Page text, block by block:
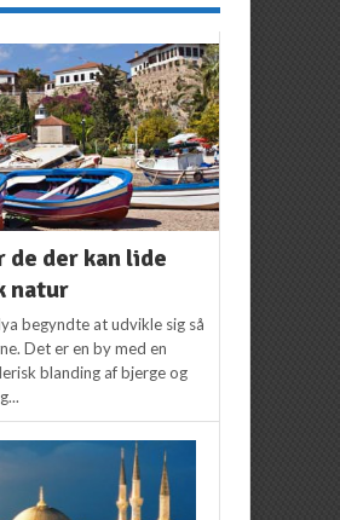
de der kan lide
natur
begyndte at udvikle sig så
Det er en by med en
blanding af bjerge og